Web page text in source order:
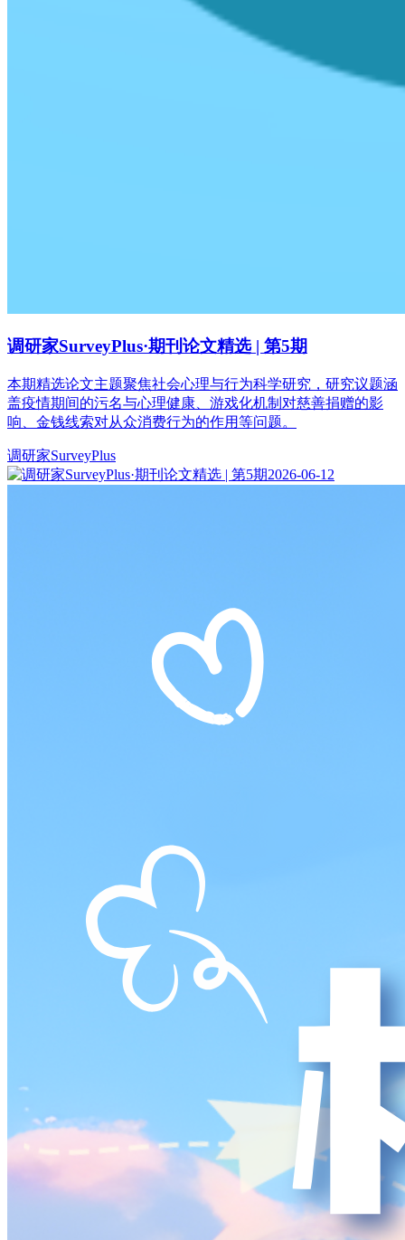
调研家SurveyPlus·期刊论文精选 | 第5期
本期精选论文主题聚焦社会心理与行为科学研究，研究议题涵
盖疫情期间的污名与心理健康、游戏化机制对慈善捐赠的影
响、金钱线索对从众消费行为的作用等问题。
调研家SurveyPlus
2026-06-12